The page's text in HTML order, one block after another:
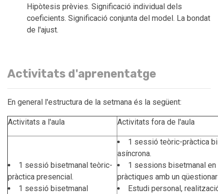
Hipòtesis prèvies. Significació individual dels
coeficients. Significació conjunta del model. La bondat
de l'ajust.
Activitats d'aprenentatge
En general l'estructura de la setmana és la següent:
Activitats a l'aula Activitats fora de l'aula
1 sessió bisetmanal teòric-
pràctica presencial.
1 sessió bisetmanal
1 sessió teòric-pràctica
asíncrona.
1 sessions bisetmanal
pràctiques amb un
Estudi personal,